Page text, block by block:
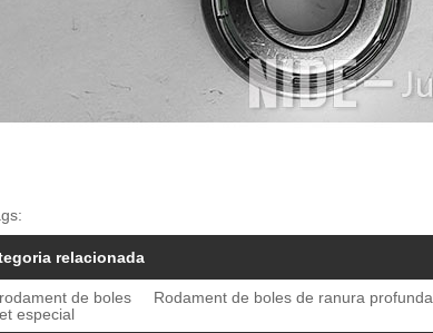
relacionada
de boles Rodament de boles de ranura profunda
especial